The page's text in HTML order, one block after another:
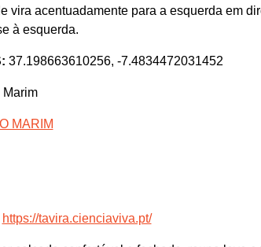
vira acentuadamente para a esquerda em
à esquerda.
37.198663610256, -7.4834472031452
Marim
MARIM
https://tavira.cienciaviva.pt/